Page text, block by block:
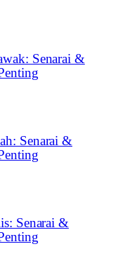
Senarai &
Senarai &
Senarai &